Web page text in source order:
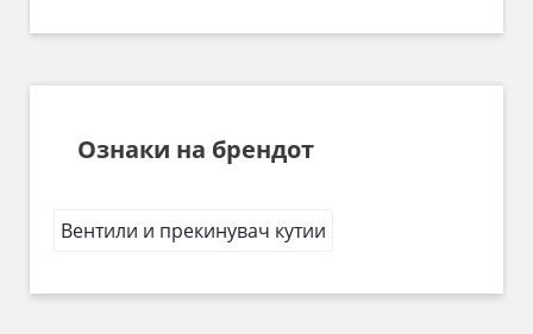
Ознаки на брендот
Вентили и прекинувач кутии